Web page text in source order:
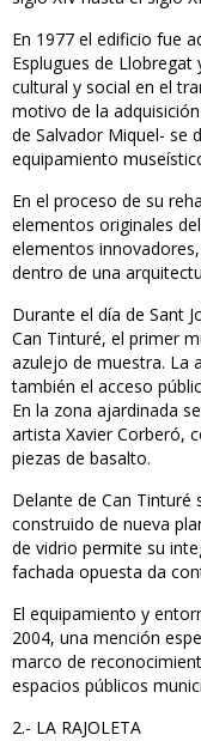
En 1977 el edificio fue
Esplugues de
cultural y social en el
motivo de la
de Salvador Miquel- se
equipamiento
En el proceso de su
elementos originales
elementos
dentro de una
Durante el día de Sant
Can Tinturé, el primer
azulejo de muestra. La
también el acceso
En la zona ajardinada
artista Xavier Corberó,
piezas de basalto.
Delante de Can Tinturé
construido de nueva
de vidrio permite su
fachada opuesta da
El equipamiento y
2004, una mención
marco de
espacios públicos
2.- LA RAJOLETA